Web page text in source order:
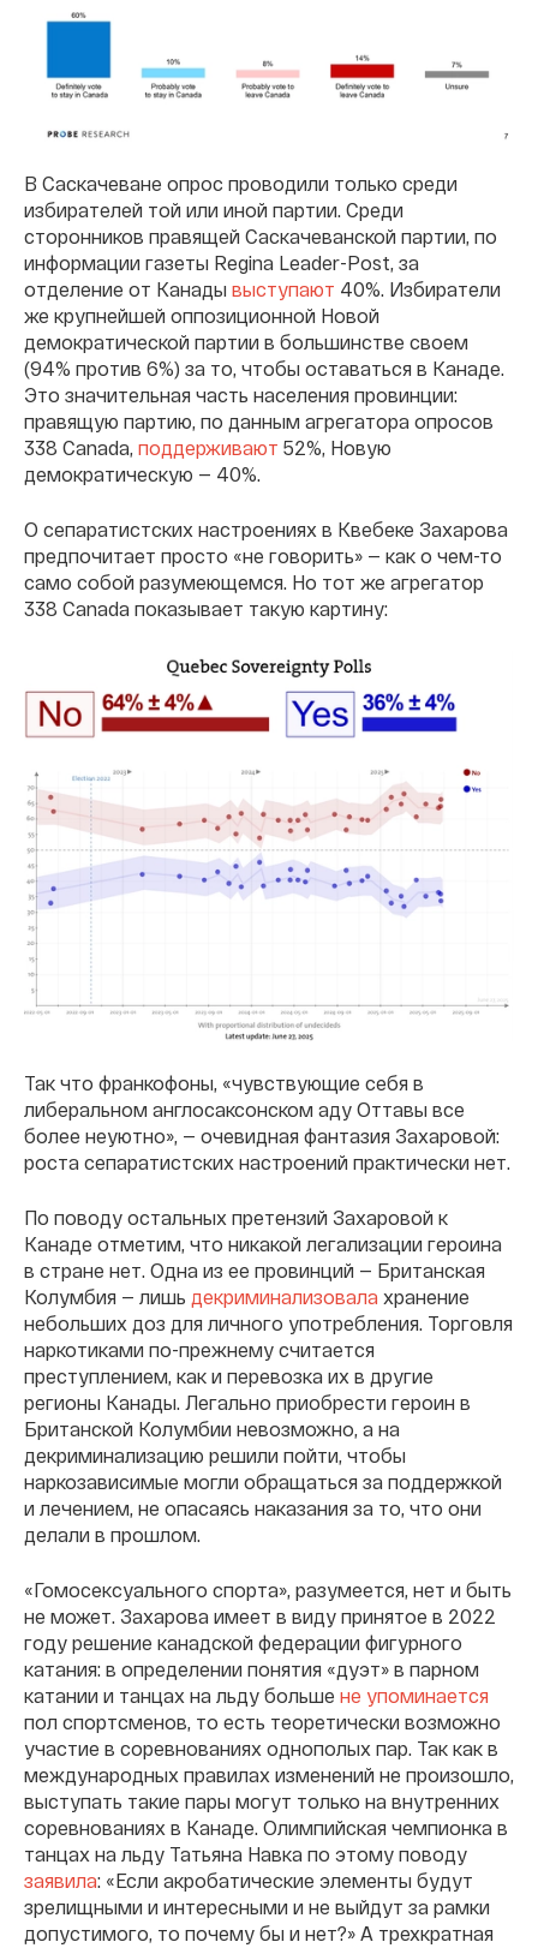
В Саскачеване опрос проводили только среди
избирателей той или иной партии. Среди
сторонников правящей Саскачеванской партии, по
информации газеты Regina Leader-Post, за
отделение от Канады выступают 40%. Избиратели
же крупнейшей оппозиционной Новой
демократической партии в большинстве своем
(94% против 6%) за то, чтобы оставаться в Канаде.
Это значительная часть населения провинции:
правящую партию, по данным агрегатора опросов
338 Canada, поддерживают 52%, Новую
демократическую — 40%.
О сепаратистских настроениях в Квебеке Захарова
предпочитает просто «не говорить» — как о чем-то
само собой разумеющемся. Но тот же агрегатор
338 Canada показывает такую картину:
Так что франкофоны, «чувствующие себя в
либеральном англосаксонском аду Оттавы все
более неуютно», — очевидная фантазия Захаровой:
роста сепаратистских настроений практически нет.
По поводу остальных претензий Захаровой к
Канаде отметим, что никакой легализации героина
в стране нет. Одна из ее провинций — Британская
Колумбия — лишь декриминализовала хранение
небольших доз для личного употребления. Торговля
наркотиками по-прежнему считается
преступлением, как и перевозка их в другие
регионы Канады. Легально приобрести героин в
Британской Колумбии невозможно, а на
декриминализацию решили пойти, чтобы
наркозависимые могли обращаться за поддержкой
и лечением, не опасаясь наказания за то, что они
делали в прошлом.
«Гомосекcуального спорта», разумеется, нет и быть
не может. Захарова имеет в виду принятое в 2022
году решение канадской федерации фигурного
катания: в определении понятия «дуэт» в парном
катании и танцах на льду больше не упоминается
пол спортсменов, то есть теоретически возможно
участие в соревнованиях однополых пар. Так как в
международных правилах изменений не произошло,
выступать такие пары могут только на внутренних
соревнованиях в Канаде. Олимпийская чемпионка в
танцах на льду Татьяна Навка по этому поводу
заявила: «Если акробатические элементы будут
зрелищными и интересными и не выйдут за рамки
допустимого, то почему бы и нет?» А трехкратная